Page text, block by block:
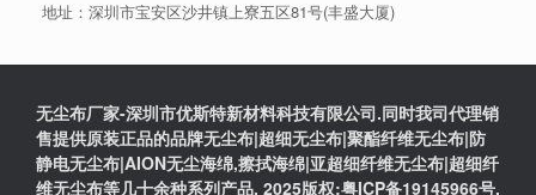
地址：深圳市宝安区沙井镇上寮五区81号(丰盛大厦)
无尘布厂家-深圳市优斯特新材料科技有限公司.同时我司代理销
售提供原装正品的品牌无尘布|超细无尘布|聚酯纤维无尘布|防
静电无尘布|AION无尘海绵,擦拭海绵|亚超细纤维无尘布|超细纤
维无尘布等几十余种系列产品. 2025版权:粤ICP备19145966号.